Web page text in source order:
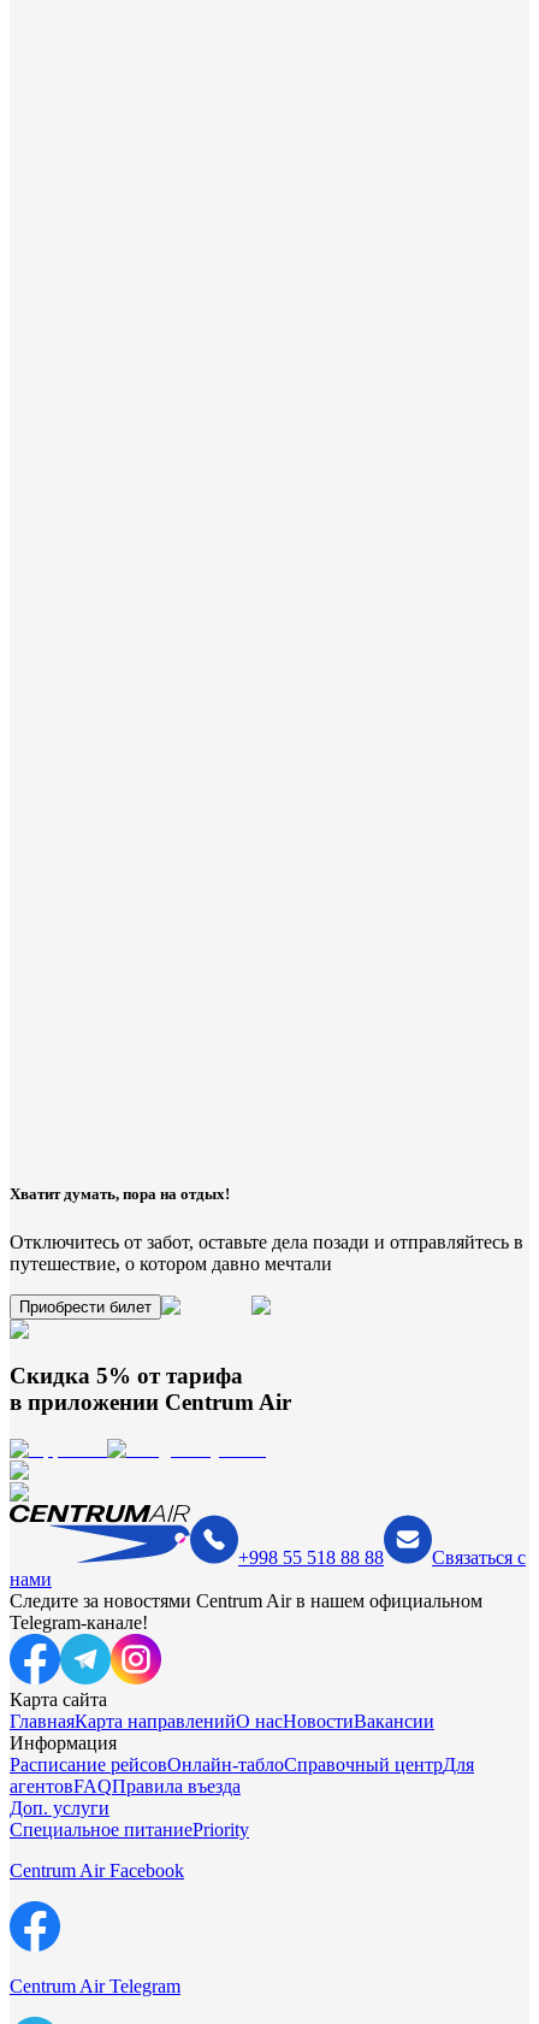
Хватит думать, пора на отдых!
Отключитесь от забот, оставьте дела позади и отправляйтесь в
путешествие, о котором давно мечтали
Приобрести билет
Скидка 5% от тарифа
в приложении Centrum Air
+998 55 518 88 88
Связаться с
нами
Следите за новостями Centrum Air в нашем официальном
Telegram-канале!
Карта сайта
ГлавнаяКарта направленийО насНовостиВакансии
Информация
Расписание рейсовОнлайн-таблоСправочный центрДля
агентовFAQПравила въезда
Доп. услуги
Специальное питаниеPriority
Centrum Air Facebook
Centrum Air Telegram